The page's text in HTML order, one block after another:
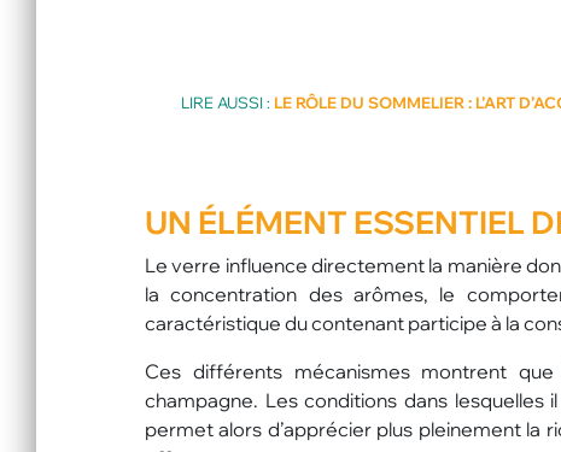
LIRE AUSSI : LE RÔLE DU SOMMELIER : L’ART
UN ÉLÉMENT ESSENTIEL
Le verre influence directement la manière
la concentration des arômes, le
caractéristique du contenant participe à la
Ces différents mécanismes montrent
champagne. Les conditions dans
permet alors d’apprécier plus pleinement la